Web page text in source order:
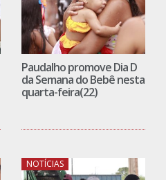
Paudalho promove Dia D
da Semana do Bebê nesta
quarta-feira(22)
NOTÍCIAS